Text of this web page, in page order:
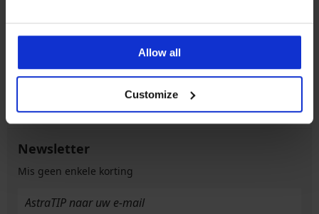
Allow all
Customize
Op werkdagen van 8.00 tot 16.00 uur
info@astratex.be
Newsletter
Mis geen enkele korting